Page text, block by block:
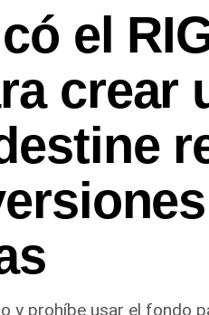
el
crear
y prohíbe usar el